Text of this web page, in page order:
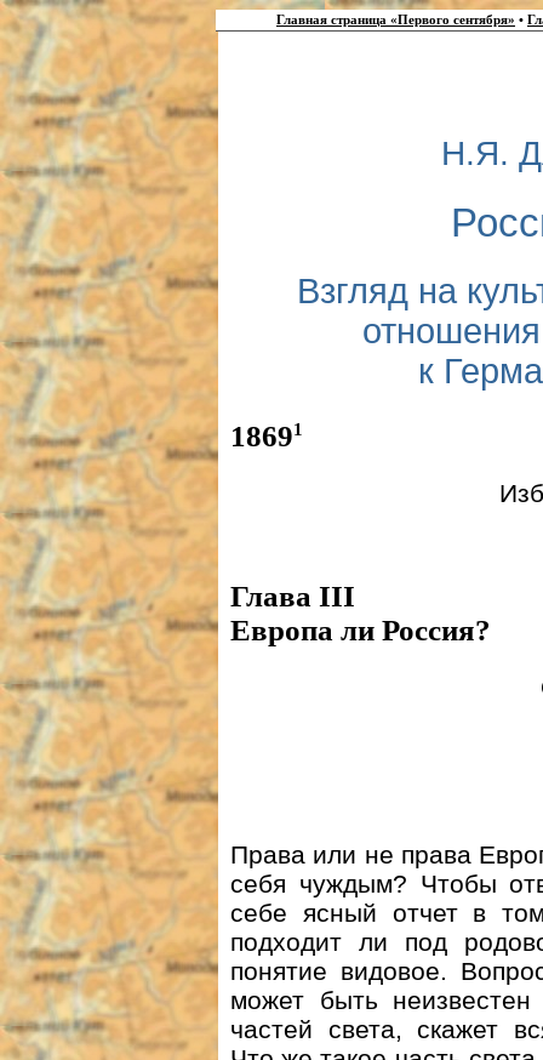
Главная страница «Первого сентября» •
Н.Я.
Взгляд на
к
18691
Глава III
Европа ли Россия?
Права или не права
себя чуждым? Чтобы
себе ясный отчет в
подходит ли под
понятие видовое.
может быть
частей света, скажет